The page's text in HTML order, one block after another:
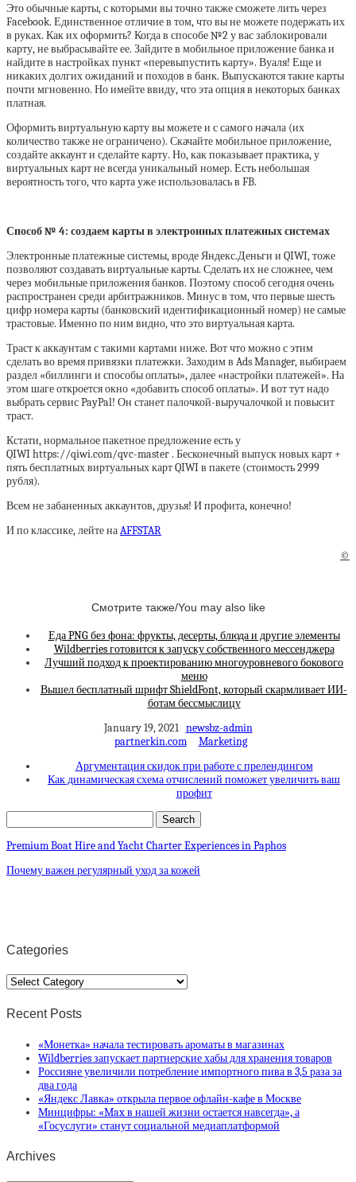
Это обычные карты, с которыми вы точно также сможете лить через
Facebook. Единственное отличие в том, что вы не можете подержать их
в руках. Как их оформить? Когда в способе №2 у вас заблокировали
карту, не выбрасывайте ее. Зайдите в мобильное приложение банка и
найдите в настройках пункт «перевыпустить карту». Вуаля! Еще и
никаких долгих ожиданий и походов в банк. Выпускаются такие карты
почти мгновенно. Но имейте ввиду, что эта опция в некоторых банках
платная.
Оформить виртуальную карту вы можете и с самого начала (их
количество также не ограничено). Скачайте мобильное приложение,
создайте аккаунт и сделайте карту. Но, как показывает практика, у
виртуальных карт не всегда уникальный номер. Есть небольшая
вероятность того, что карта уже использовалась в FB.
Способ № 4: создаем карты в электронных платежных системах
Электронные платежные системы, вроде Яндекс.Деньги и QIWI, тоже
позволяют создавать виртуальные карты. Сделать их не сложнее, чем
через мобильные приложения банков. Поэтому способ сегодня очень
распространен среди арбитражников. Минус в том, что первые шесть
цифр номера карты (банковский идентификационный номер) не самые
трастовые. Именно по ним видно, что это виртуальная карта.
Траст к аккаунтам с такими картами ниже. Вот что можно с этим
сделать во время привязки платежки. Заходим в Ads Manager, выбираем
раздел «биллинги и способы оплаты», далее «настройки платежей». На
этом шаге откроется окно «добавить способ оплаты». И вот тут надо
выбрать сервис PayPal! Он станет палочкой-выручалочкой и повысит
траст.
Кстати, нормальное пакетное предложение есть у
QIWI https://qiwi.com/qvc-master . Бесконечный выпуск новых карт +
пять бесплатных виртуальных карт QIWI в пакете (стоимость 2999
рубля).
Всем не забаненных аккаунтов, друзья! И профита, конечно!
И по классике, лейте наAFFSTAR
©
Смотрите также/You may also like
Еда PNG без фона: фрукты, десерты, блюда и другие элементы
Wildberries готовится к запуску собственного мессенджера
Лучший подход к проектированию многоуровневого бокового
меню
Вышел бесплатный шрифт ShieldFont, который скармливает ИИ-
ботам бессмыслицу
January 19, 2021 newsbz-admin
partnerkin.com
Marketing
Аргументация скидок при работе с прелендингом
Как динамическая схема отчислений поможет увеличить ваш
профит
Premium Boat Hire and Yacht Charter Experiences in Paphos
Почему важен регулярный уход за кожей
Categories
Categories
Recent Posts
«Монетка» начала тестировать ароматы в магазинах
Wildberries запускает партнерские хабы для хранения товаров
Россияне увеличили потребление импортного пива в 3,5 раза за
два года
«Яндекс Лавка» открыла первое офлайн-кафе в Москве
Минцифры: «Max в нашей жизни остается навсегда», а
«Госуслуги» станут социальной медиаплатформой
Archives